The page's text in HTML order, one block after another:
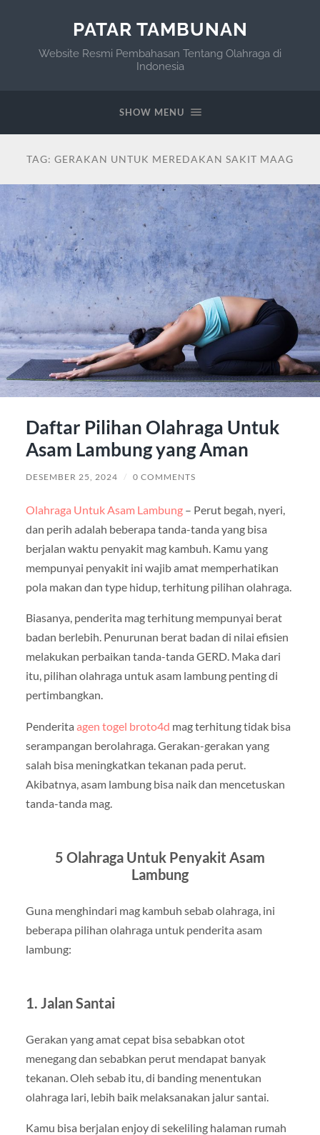
PATAR TAMBUNAN
Website Resmi Pembahasan Tentang Olahraga di
Indonesia
SHOW MENU
TAG: GERAKAN UNTUK MEREDAKAN SAKIT MAAG
Daftar Pilihan Olahraga Untuk
Asam Lambung yang Aman
DESEMBER 25, 2024 / 0 COMMENTS
Olahraga Untuk Asam Lambung– Perut begah, nyeri,
dan perih adalah beberapa tanda-tanda yang bisa
berjalan waktu penyakit mag kambuh. Kamu yang
mempunyai penyakit ini wajib amat memperhatikan
pola makan dan type hidup, terhitung pilihan olahraga.
Biasanya, penderita mag terhitung mempunyai berat
badan berlebih. Penurunan berat badan di nilai efisien
melakukan perbaikan tanda-tanda GERD. Maka dari
itu, pilihan olahraga untuk asam lambung penting di
pertimbangkan.
Penderita agen togel broto4d mag terhitung tidak bisa
serampangan berolahraga. Gerakan-gerakan yang
salah bisa meningkatkan tekanan pada perut.
Akibatnya, asam lambung bisa naik dan mencetuskan
tanda-tanda mag.
5 Olahraga Untuk Penyakit Asam
Lambung
Guna menghindari mag kambuh sebab olahraga, ini
beberapa pilihan olahraga untuk penderita asam
lambung:
1. Jalan Santai
Gerakan yang amat cepat bisa sebabkan otot
menegang dan sebabkan perut mendapat banyak
tekanan. Oleh sebab itu, di banding menentukan
olahraga lari, lebih baik melaksanakan jalur santai.
Kamu bisa berjalan enjoy di sekeliling halaman rumah